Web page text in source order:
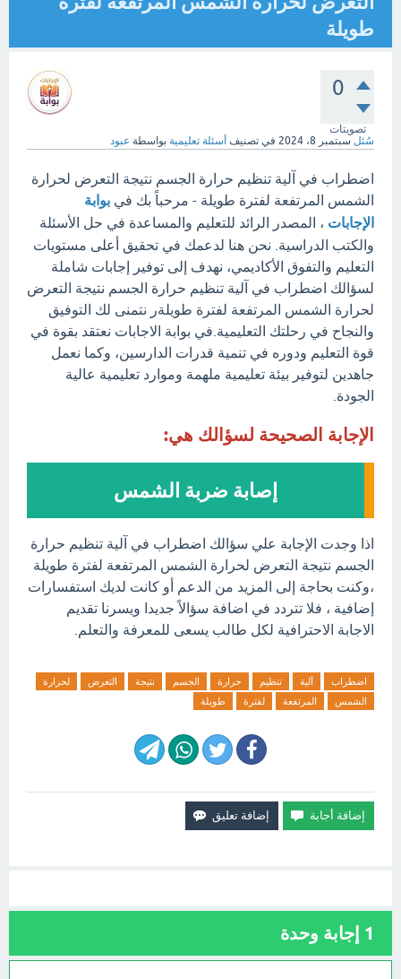
طويلة
0
تصويتات
سُئل سبتمبر 8، 2024 في تصنيف أسئلة تعليمية بواسطة عبود
اضطراب في آلية تنظيم حرارة الجسم نتيجة التعرض لحرارة
الشمس المرتفعة لفترة طويلة - مرحباً بك في بوابة
الإجابات ، المصدر الرائد للتعليم والمساعدة في حل الأسئلة
والكتب الدراسية. نحن هنا لدعمك في تحقيق أعلى مستويات
التعليم والتفوق الأكاديمي، نهدف إلى توفير إجابات شاملة
لسؤالك اضطراب في آلية تنظيم حرارة الجسم نتيجة التعرض
لحرارة الشمس المرتفعة لفترة طويلةر نتمنى لك التوفيق
والنجاح في رحلتك التعليمية.في بوابة الاجابات نعتقد بقوة في
قوة التعليم ودوره في تنمية قدرات الدارسين، وكما نعمل
جاهدين لتوفير بيئة تعليمية ملهمة وموارد تعليمية عالية
الجودة.
الإجابة الصحيحة لسؤالك هي:
إصابة ضربة الشمس
اذا وجدت الإجابة علي سؤالك اضطراب في آلية تنظيم حرارة
الجسم نتيجة التعرض لحرارة الشمس المرتفعة لفترة طويلة
،وكنت بحاجة إلى المزيد من الدعم أو كانت لديك استفسارات
إضافية ، فلا تتردد في اضافة سؤالاً جديدا ويسرنا تقديم
الاجابة الاحترافية لكل طالب يسعى للمعرفة والتعلم.
اضطراب آلية تنظيم حرارة الجسم نتيجة التعرض
لحرارة
الشمس
المرتفعة لفترة طويلة
1 إجابة وحدة